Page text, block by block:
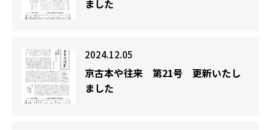
ました
2024.12.05
京古本や往来 第21号 更新いたし
ました